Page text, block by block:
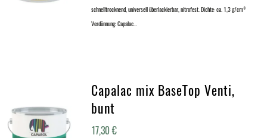
schnelltrocknend, universell überlackierbar, nitrofest. Dichte: ca. 1,3 g/cm³
Verdünnung: Capalac…
Capalac mix BaseTop Venti,
bunt
17,30€